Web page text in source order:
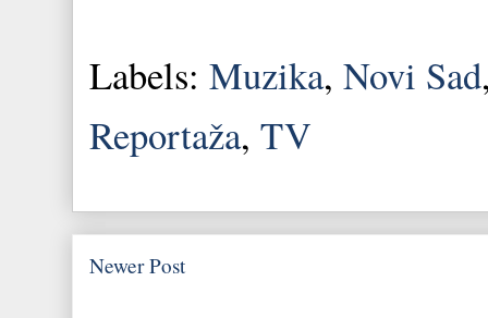
Labels: Muzika, Novi Sad
Reportaža, TV
Newer Post